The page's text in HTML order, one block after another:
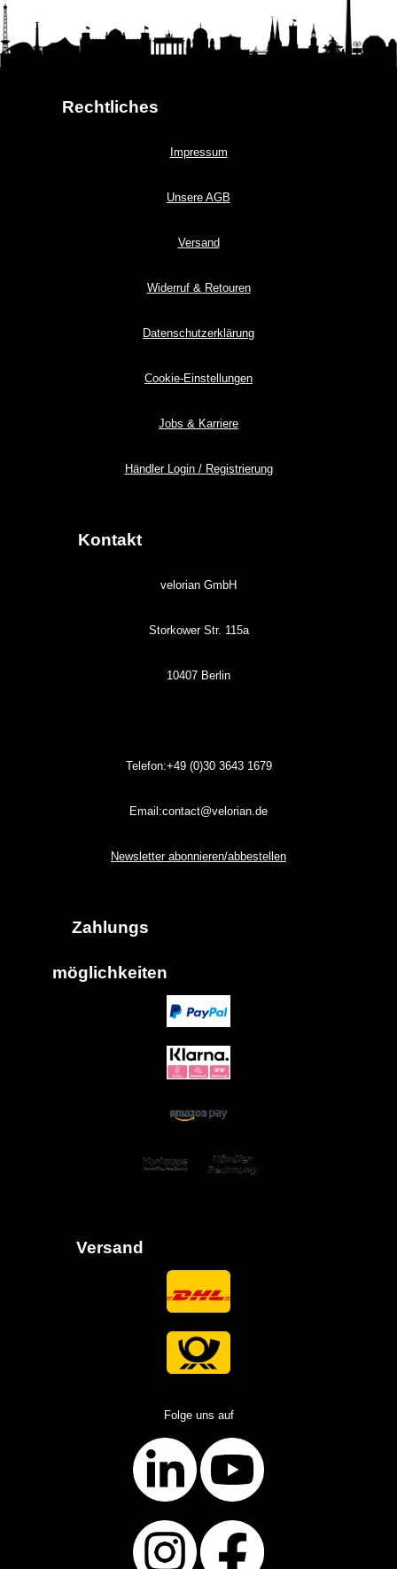
Rechtliches
Impressum
Unsere AGB
Versand
Widerruf & Retouren
Datenschutzerklärung
Cookie-Einstellungen
Jobs & Karriere
Händler Login / Registrierung
Kontakt
velorian GmbH
Storkower Str. 115a
10407 Berlin
Telefon:+49 (0)3036431679
Email:contact@velorian.de
Newsletter abonnieren/abbestellen
Zahlungs
möglich keiten
Versand
Folge uns auf